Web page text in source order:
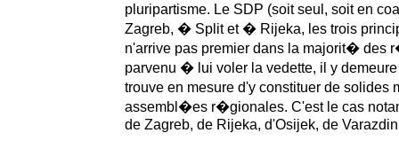
pluripartisme. Le SDP (soit seul, soit en
Zagreb, � Split et � Rijeka, les trois
n'arrive pas premier dans la majorit� des
parvenu � lui voler la vedette, il y
trouve en mesure d'y constituer de
assembl�es r�gionales. C'est le cas
de Zagreb, de Rijeka, d'Osijek, de